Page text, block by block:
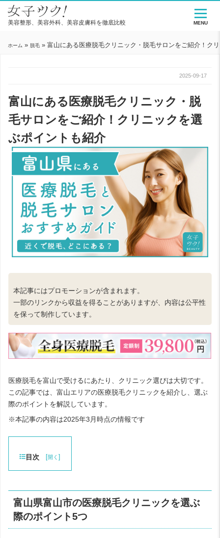
美容整形、美容外科、美容皮膚科を徹底比較
ホーム » 脱毛 » 富山にある医療脱毛クリニック・脱毛サロンをご紹介！ク
2025-09-17
富山にある医療脱毛クリニック・脱
毛サロンをご紹介！クリニックを選
ぶポイントも紹介
本記事にはプロモーションが含まれます。
一部のリンクから収益を得ることがありますが、内容は公平性
を保って制作しています。
医療脱毛を富山で受けるにあたり、クリニック選びは大切です。
この記事では、富山エリアの医療脱毛クリニックを紹介し、選ぶ
際のポイントを解説しています。
※本記事の内容は2025年3月時点の情報です
目次 [開く ]
富山県富山市の医療脱毛クリニックを選ぶ
際のポイント5つ
MENU